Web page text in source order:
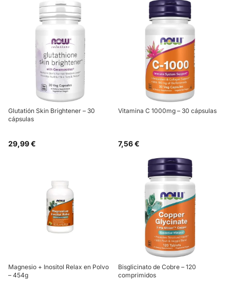
Glutatión Skin Brightener – 30
cápsulas
29,99 €
Vitamina C 1000mg – 30 cápsulas
7,56 €
Magnesio + Inositol Relax en Polvo
– 454g
Bisglicinato de Cobre – 120
comprimidos